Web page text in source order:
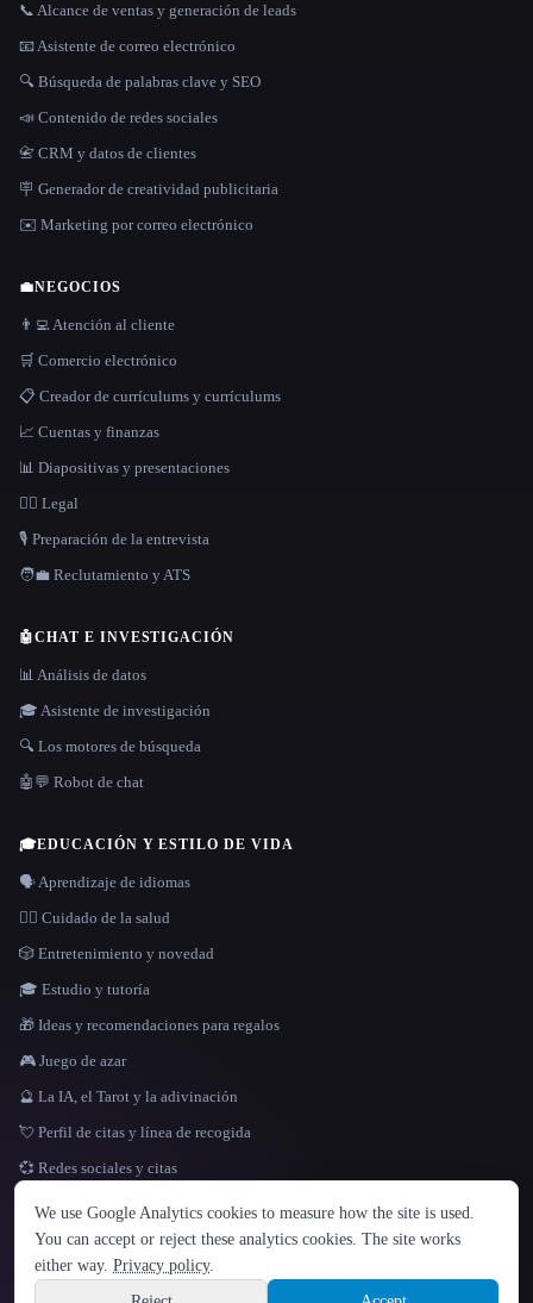
IDIOMA
English español Français Русский 简体中文
Hindi
📞 Alcance de ventas y generación de leads
📧 Asistente de correo electrónico
🔍 Búsqueda de palabras clave y SEO
📣 Contenido de redes sociales
📇 CRM y datos de clientes
🪧 Generador de creatividad publicitaria
✉️ Marketing por correo electrónico
💼NEGOCIOS
👨‍💻 Atención al cliente
🛒 Comercio electrónico
📋 Creador de currículums y currículums
📈 Cuentas y finanzas
📊 Diapositivas y presentaciones
👩‍⚖️ Legal
🎙️ Preparación de la entrevista
🧑‍💼 Reclutamiento y ATS
🤖CHAT E INVESTIGACIÓN
📊 Análisis de datos
🎓 Asistente de investigación
🔍 Los motores de búsqueda
🤖💬 Robot de chat
🎓EDUCACIÓN Y ESTILO DE VIDA
🗣️ Aprendizaje de idiomas
👩‍⚕️ Cuidado de la salud
🎲 Entretenimiento y novedad
🎓 Estudio y tutoría
🎁 Ideas y recomendaciones para regalos
🎮 Juego de azar
🔮 La IA, el Tarot y la adivinación
💘 Perfil de citas y línea de recogida
💞 Redes sociales y citas
Site information
© 2026 That AI Collection. Todos los derechos reservados.
política de privacidad·
We use Google Analytics cookies to measure how the site is used.
You can accept or reject these analytics cookies. The site works
either way. Privacy policy.